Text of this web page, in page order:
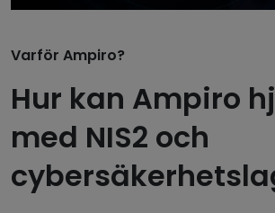
Varför Ampiro?
Hur kan Ampiro
med NIS2 och